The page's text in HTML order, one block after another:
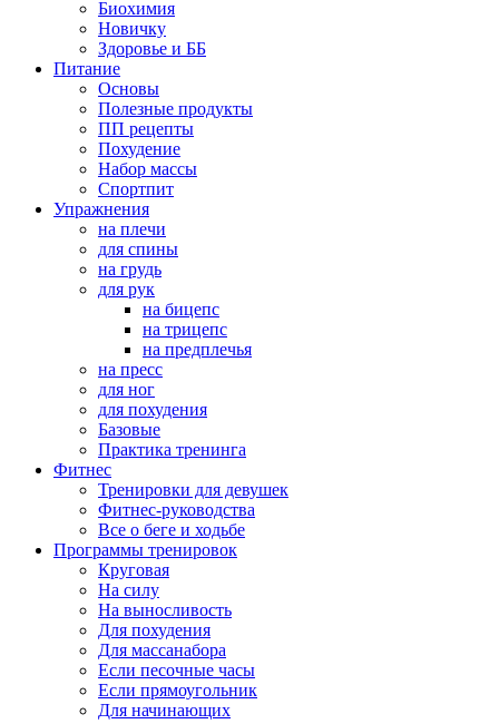
Биохимия
Новичку
Здоровье и ББ
Питание
Основы
Полезные продукты
ПП рецепты
Похудение
Набор массы
Спортпит
Упражнения
на плечи
для спины
на грудь
для рук
на бицепс
на трицепс
на предплечья
на пресс
для ног
для похудения
Базовые
Практика тренинга
Фитнес
Тренировки для девушек
Фитнес-руководства
Все о беге и ходьбе
Программы тренировок
Круговая
На силу
На выносливость
Для похудения
Для массанабора
Если песочные часы
Если прямоугольник
Для начинающих